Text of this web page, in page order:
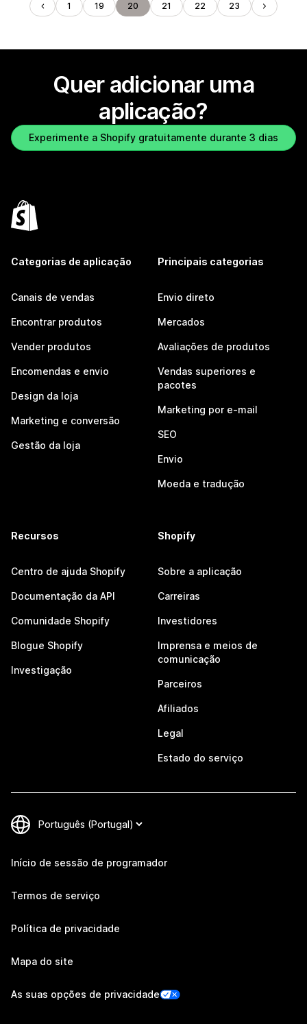
1 19 20 21 22 23
Quer adicionar uma
aplicação?
Experimente a Shopify gratuitamente durante 3 dias
Categorias de aplicação
Canais de vendas
Encontrar produtos
Vender produtos
Encomendas e envio
Design da loja
Marketing e conversão
Gestão da loja
Principais categorias
Envio direto
Mercados
Avaliações de produtos
Vendas superiores e
pacotes
Marketing por e-mail
SEO
Envio
Moeda e tradução
Recursos
Centro de ajuda Shopify
Documentação da API
Comunidade Shopify
Blogue Shopify
Investigação
Shopify
Sobre a aplicação
Carreiras
Investidores
Imprensa e meios de
comunicação
Parceiros
Afiliados
Legal
Estado do serviço
Início de sessão de programador
Termos de serviço
Política de privacidade
Mapa do site
As suas opções de privacidade